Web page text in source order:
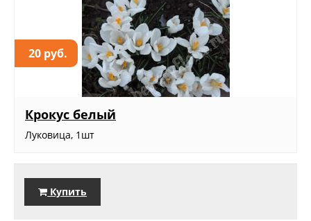
20 руб.
Крокус белый
Луковица, 1шт
Купить